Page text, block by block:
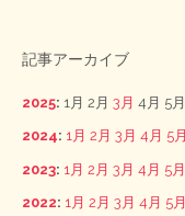
記事アーカイブ
2025: 1月 2月 3月 4月 5月
2024: 1月 2月 3月 4月 5月
2023: 1月 2月 3月 4月 5月
2022: 1月 2月 3月 4月 5月